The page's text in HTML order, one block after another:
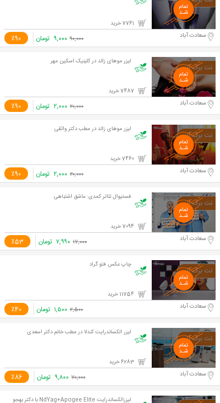
٪90 سعادت آباد ۹۰,۰۰۰ ۹,۰۰۰ تومان
لیزر موهای زائد در کلینیک اسکین مهر
٪90 سعادت آباد ۲۰,۰۰۰ ۲,۰۰۰ تومان
لیزر موهای زائد در مطب دکتر واثقی
٪90 سعادت آباد ۲۰,۰۰۰ ۲,۰۰۰ تومان
فستیوال تئاتر کمدی: عاشق اشتباهی
٪53 سعادت آباد ۱۷,۰۰۰ ۷,۹۹۰ تومان
چاپ عکس فتو گراد
٪40 سعادت آباد ۲,۵۰۰ ۱,۵۰۰ تومان
لیزر الکساندرایت کندلا در مطب خانم دکتر اسعدی
٪86 سعادت آباد ۷۰,۰۰۰ ۹,۸۰۰ تومان
لیزرالکساندرایت NdYag+Apogee Elite با دکتر بهجو